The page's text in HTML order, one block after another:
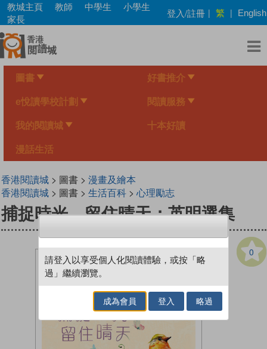
Skip
main
content
教城主頁 教師 中學生
小學生
家長
登入/註冊 | 繁 | English
圖書 好書推介
e悅讀學校計劃 閱讀服務
我的閱讀城 十本好讀
漫話生活
香港閱讀城> 圖書 > 漫畫及繪本
香港閱讀城> 圖書 > 生活百科> 心理勵志
捕捉時光，留住晴天：英明選集
0
請登入以享受個人化閱讀體驗，或按「略
過」繼續瀏覽。
成為會員 登入 略過